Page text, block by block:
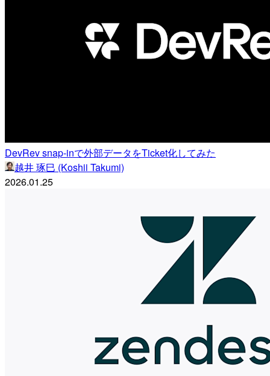
DevRev snap-inで外部データをTicket化してみた
越井 琢巳 (Koshii Takumi)
2026.01.25